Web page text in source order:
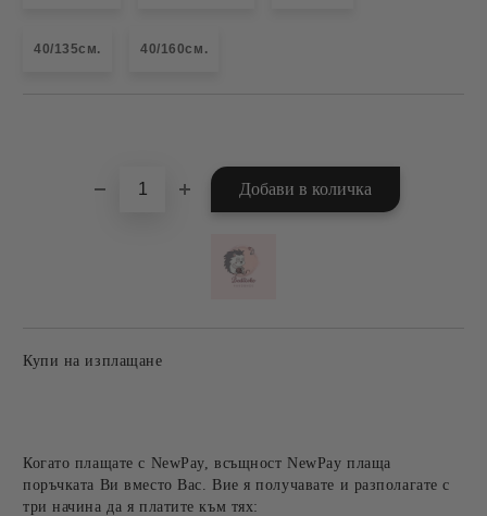
40/135см. 40/160см.
Купи на изплащане
Когато плащате с NewPay, всъщност NewPay плаща
поръчката Ви вместо Вас. Вие я получавате и разполагате с
три начина да я платите към тях: